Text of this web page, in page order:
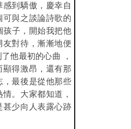
到驕傲，慶幸自
可與之談論詩歌的
子，開始我把他
對待，漸漸地便
他最初的心曲 ，
顯得激昂，還有那
最後是從他那些
。大家都知道，
少向人表露心跡